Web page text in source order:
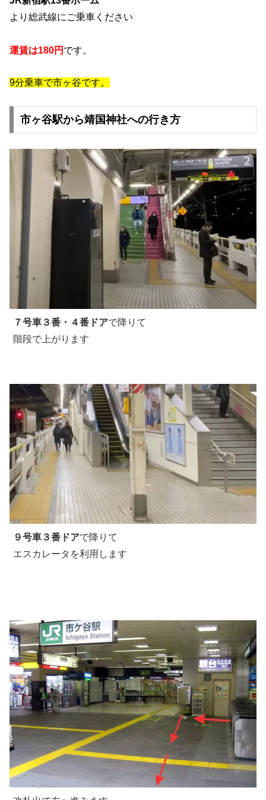
より総武線にご乗車ください
運賃は180円 です。
9分乗車で市ヶ谷です。
市ヶ谷駅から靖国神社への行き方
７号車３番・４番ドアで降りて
階段で上がります
９号車３番ドアで降りて
エスカレータを利用します